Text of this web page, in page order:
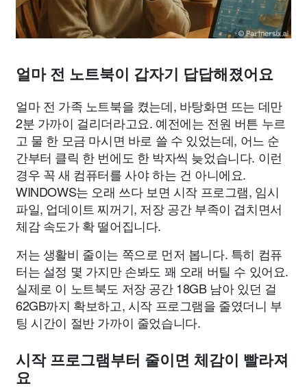
얼마 전 노트북이 갑자기 답답해졌어요
얼마 전 가족 노트북을 켰는데, 바탕화면 뜨는 데만
2분 가까이 걸리더라고요. 예전에는 전원 버튼 누르
고 물 한 모금 마시면 바로 쓸 수 있었는데, 어느 순
간부터 클릭 한 번에도 한 박자씩 늦었습니다. 이런
경우 꼭 새 컴퓨터를 사야 하는 건 아니에요.
WINDOWS는 오래 쓰다 보면 시작 프로그램, 임시
파일, 업데이트 찌꺼기, 저장 공간 부족이 겹치면서
체감 속도가 확 떨어집니다.
저는 생활비 줄이는 쪽으로 먼저 봅니다. 특히 컴퓨
터는 설정 몇 가지만 손봐도 꽤 오래 버틸 수 있어요.
실제로 이 노트북도 저장 공간 18GB 남아 있던 걸
62GB까지 확보하고, 시작 프로그램을 줄였더니 부
팅 시간이 절반 가까이 줄었습니다.
시작 프로그램부터 줄이면 체감이 빨라져
요